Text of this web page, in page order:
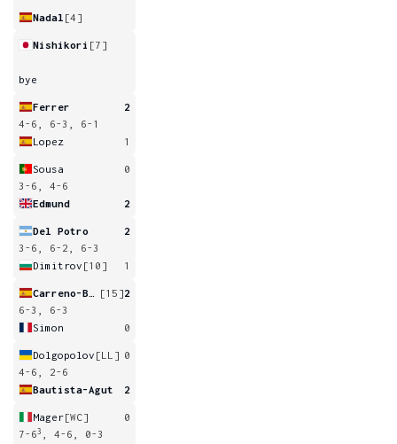
Nadal [4]
Nishikori [7]
bye
Ferrer
2
4-6, 6-3, 6-1
Lopez
1
Sousa
0
3-6, 4-6
Edmund
2
Del Potro
2
3-6, 6-2, 6-3
Dimitrov [10] 1
[15]2
6-3, 6-3
Simon
0
Dolgopolov [LL] 0
4-6, 2-6
Bautista-Agut
2
Mager[WC]
0
7-63
, 4-6, 0-3